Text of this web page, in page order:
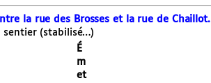
la rue des Brosses et la rue de Chaillot.
sentier (stabilisé…)
É
m
et